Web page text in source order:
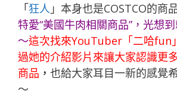
「狂人 」本身也是COSTCO的商
特愛“美國牛肉相關商品”，光想
～這次找來YouTuber「二哈fun
過她的介紹影片來讓大家認識更
商品 ， 也給大家耳目一新的感覺
～